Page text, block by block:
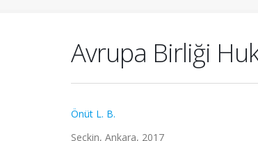
Avrupa Birliği
Önüt L. B.
Seçkin, Ankara, 2017